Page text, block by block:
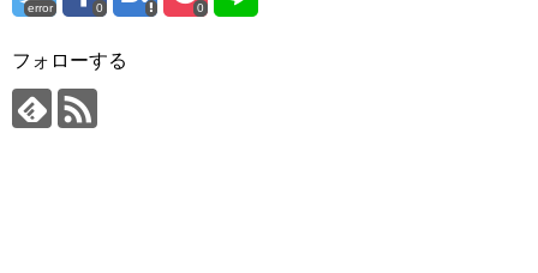
error 0 0
フォローする